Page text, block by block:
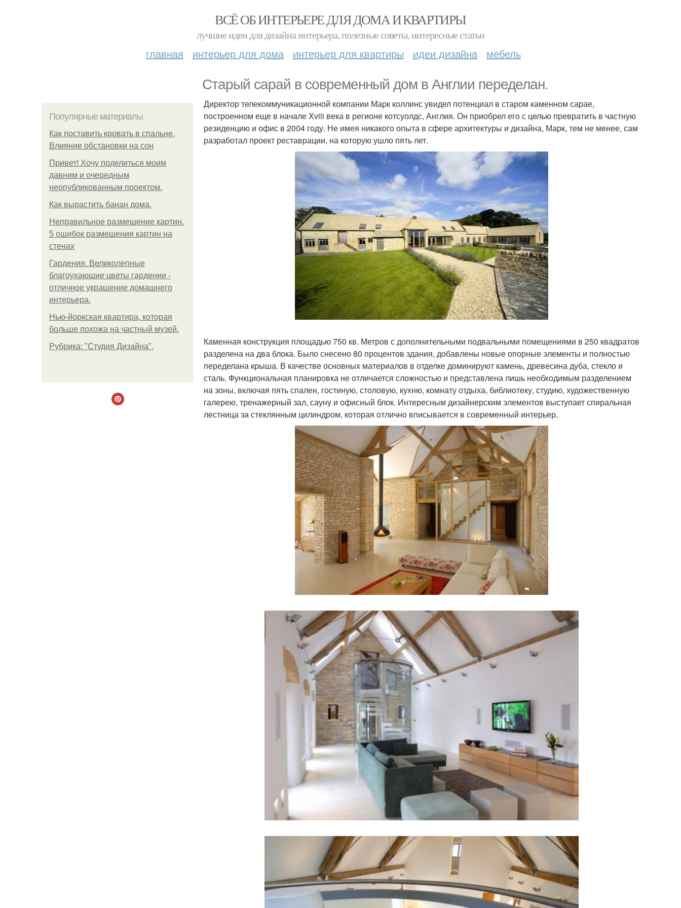
ВСЁ ОБ ИНТЕРЬЕРЕ ДЛЯ ДОМА И КВАРТИРЫ
лучшие идеи для дизайна интерьера, полезные советы, интересные статьи
главная интерьер для дома интерьер для квартиры идеи дизайна мебель
Старый сарай в современный дом в Англии переделан.
Популярные материалы
Как поставить кровать в спальне.
Влияние обстановки на сон
Привет! Хочу поделиться моим
давним и очередным
неопубликованным проектом.
Как вырастить банан дома.
Неправильное размещение картин.
5 ошибок размещения картин на
стенах
Гардения. Великолепные
благоухающие цветы гардении -
отличное украшение домашнего
интерьера.
Нью-йоркская квартира, которая
больше похожа на частный музей.
Рубрика: "Студия Дизайна".
Директор телекоммуникационной компании Марк коллинс увидел потенциал в старом каменном сарае,
построенном еще в начале Xviii века в регионе котсуолдс, Англия. Он приобрел его с целью превратить в частную
резиденцию и офис в 2004 году. Не имея никакого опыта в сфере архитектуры и дизайна, Марк, тем не менее, сам
разработал проект реставрации, на которую ушло пять лет.
Каменная конструкция площадью 750 кв. Метров с дополнительными подвальными помещениями в 250 квадратов
разделена на два блока. Было снесено 80 процентов здания, добавлены новые опорные элементы и полностью
переделана крыша. В качестве основных материалов в отделке доминируют камень, древесина дуба, стекло и
сталь. Функциональная планировка не отличается сложностью и представлена лишь необходимым разделением
на зоны, включая пять спален, гостиную, столовую, кухню, комнату отдыха, библиотеку, студию, художественную
галерею, тренажерный зал, сауну и офисный блок. Интересным дизайнерским элементов выступает спиральная
лестница за стеклянным цилиндром, которая отлично вписывается в современный интерьер.